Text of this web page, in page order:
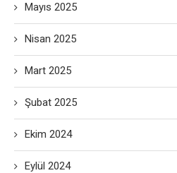
Mayıs 2025
Nisan 2025
Mart 2025
Şubat 2025
Ekim 2024
Eylül 2024